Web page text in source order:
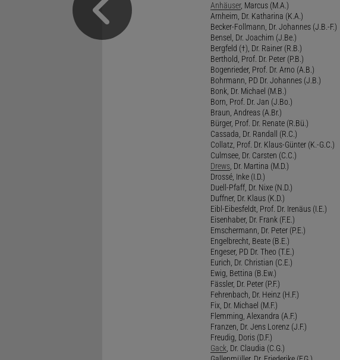
Anhäuser, Marcus (M.A.)
Arnheim, Dr. Katharina (K.A.)
Becker-Follmann, Dr. Johannes (J.B.-F.)
Bensel, Dr. Joachim (J.Be.)
Bergfeld (†), Dr. Rainer (R.B.)
Berthold, Prof. Dr. Peter (P.B.)
Bogenrieder, Prof. Dr. Arno (A.B.)
Bohrmann, PD Dr. Johannes (J.B.)
Bonk, Dr. Michael (M.B.)
Born, Prof. Dr. Jan (J.Bo.)
Braun, Andreas (A.Br.)
Bürger, Prof. Dr. Renate (R.Bü.)
Cassada, Dr. Randall (R.C.)
Collatz, Prof. Dr. Klaus-Günter (K.-G.C.)
Culmsee, Dr. Carsten (C.C.)
Drews, Dr. Martina (M.D.)
Drossé, Inke (I.D.)
Duell-Pfaff, Dr. Nixe (N.D.)
Duffner, Dr. Klaus (K.D.)
Eibl-Eibesfeldt, Prof. Dr. Irenäus (I.E.)
Eisenhaber, Dr. Frank (F.E.)
Emschermann, Dr. Peter (P.E.)
Engelbrecht, Beate (B.E.)
Engeser, PD Dr. Theo (T.E.)
Eurich, Dr. Christian (C.E.)
Ewig, Bettina (B.Ew.)
Fässler, Dr. Peter (P.F.)
Fehrenbach, Dr. Heinz (H.F.)
Fix, Dr. Michael (M.F.)
Flemming, Alexandra (A.F.)
Franzen, Dr. Jens Lorenz (J.F.)
Freudig, Doris (D.F.)
Gack, Dr. Claudia (C.G.)